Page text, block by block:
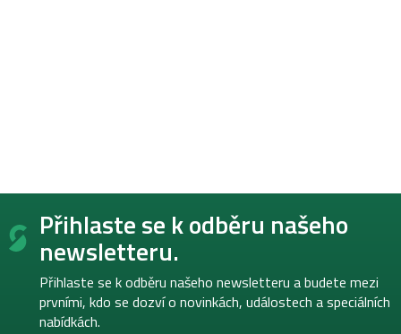
Z
Přihlaste se k odběru našeho
newsletteru.
Přihlaste se k odběru našeho newsletteru a budete mezi
prvními, kdo se dozví o novinkách, událostech a speciálních
nabídkách.